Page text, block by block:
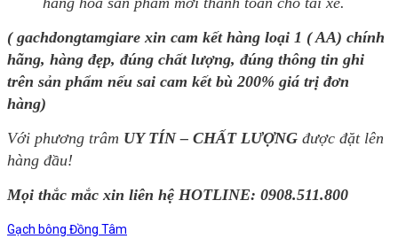
( gachdongtamgiare xin cam kết hàng loại 1 ( AA) chính
hãng, hàng đẹp, đúng chất lượng, đúng thông tin ghi
trên sản phẩm nếu sai cam kết bù 200% giá trị đơn
hàng)
Với phương trâm UY TÍN – CHẤT LƯỢNG được đặt lên
hàng đầu!
Mọi thắc mắc xin liên hệ HOTLINE: 0908.511.800
Gạch bông Đồng Tâm